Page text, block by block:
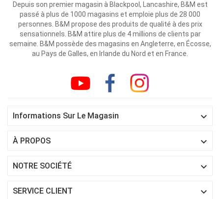
Depuis son premier magasin à Blackpool, Lancashire, B&M est
passé à plus de 1000 magasins et emploie plus de 28 000
personnes. B&M propose des produits de qualité à des prix
sensationnels. B&M attire plus de 4 millions de clients par
semaine. B&M possède des magasins en Angleterre, en Écosse,
au Pays de Galles, en Irlande du Nord et en France.
Informations Sur Le Magasin 
À PROPOS 
NOTRE SOCIÉTÉ 
SERVICE CLIENT 